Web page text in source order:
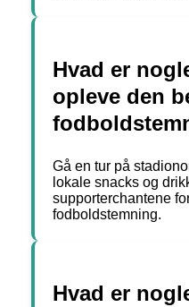
Hvad er
opleve den
Gå en tur på
lokale snacks og
supporterchantene
fodboldstemning.
Hvad er